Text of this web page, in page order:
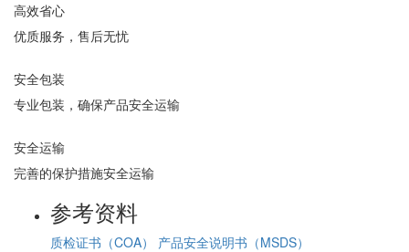
高效省心
优质服务，售后无忧
安全包装
专业包装，确保产品安全运输
安全运输
完善的保护措施安全运输
参考资料
质检证书（COA） 产品安全说明书（MSDS）